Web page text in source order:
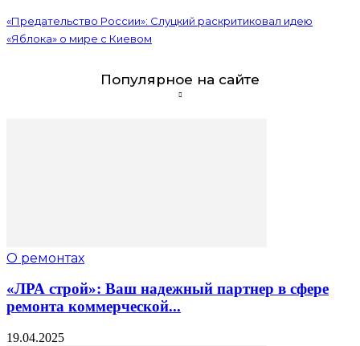
«Предательство России»: Слуцкий раскритиковал идею
«Яблока» о мире с Киевом
Популярное на сайте
О ремонтах
«ЛРА строй»: Ваш надежный партнер в сфере
ремонта коммерческой...
19.04.2025